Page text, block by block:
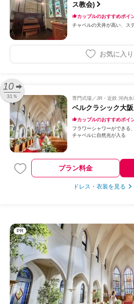
ス教会)
カップルのおすすめポイ
チャペルの天井が高い
ス
お気に入り
10
31％ 専門式場 JR・近鉄 河内永
ベルクラシック大阪
カップルのおすすめポイ
フラワーシャワーができる
チャペルに自然光が入る
プラン料金
ドレス・衣装を見る
PR